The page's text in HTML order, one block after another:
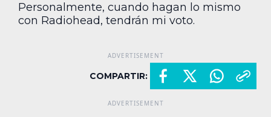
Personalmente, cuando hagan lo mismo
con Radiohead, tendrán mi voto.
COMPARTIR: